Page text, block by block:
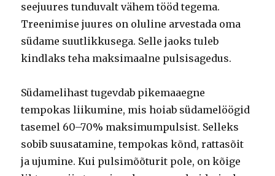
seejuures tunduvalt vähem tööd tegema.
Treenimise juures on oluline arvestada oma
südame suutlikkusega. Selle jaoks tuleb
kindlaks teha maksimaalne pulsisagedus.
Südamelihast tugevdab pikemaaegne
tempokas liikumine, mis hoiab südamelöögid
tasemel 60–70% maksimumpulsist. Selleks
sobib suusatamine, tempokas kõnd, rattasõit
ja ujumine. Kui pulsimõõturit pole, on kõige